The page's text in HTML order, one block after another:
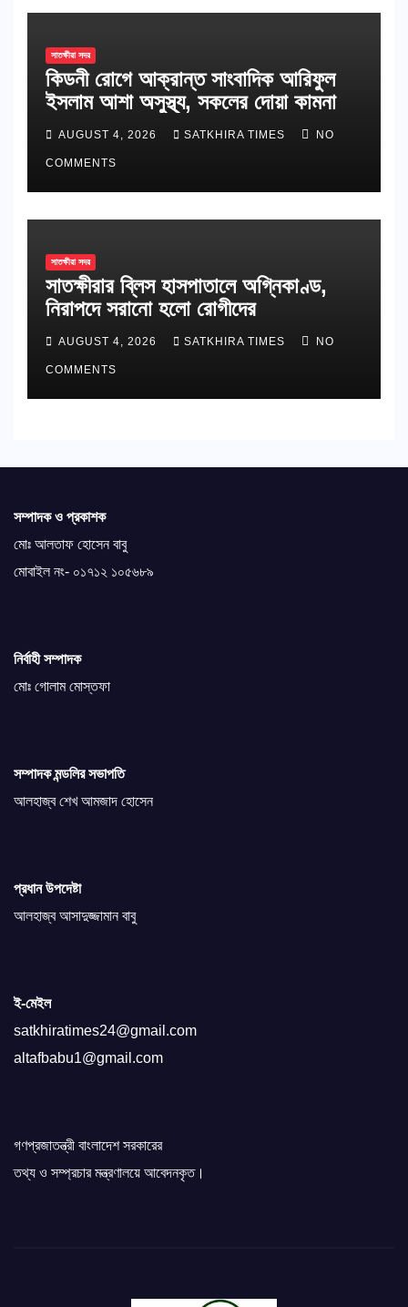
সাতক্ষীরা সদর
কিডনী রোগে আক্রান্ত সাংবাদিক আরিফুল
ইসলাম আশা অসুস্থ্য, সকলের দোয়া কামনা
AUGUST 4, 2026 SATKHIRA TIMES NO
COMMENTS
সাতক্ষীরা সদর
সাতক্ষীরার ব্লিস হাসপাতালে অগ্নিকাণ্ড,
নিরাপদে সরানো হলো রোগীদের
AUGUST 4, 2026 SATKHIRA TIMES NO
COMMENTS
সম্পাদক ও প্রকাশক
মোঃ আলতাফ হোসেন বাবু
মোবাইল নং- ০১৭১২ ১০৫৬৮৯
নির্বাহী সম্পাদক
মোঃ গোলাম মোস্তফা
সম্পাদক মন্ডলির সভাপতি
আলহাজ্ব শেখ আমজাদ হোসেন
প্রধান উপদেষ্টা
আলহাজ্ব আসাদুজ্জামান বাবু
ই-মেইল
satkhiratimes24@gmail.com
altafbabu1@gmail.com
গণপ্রজাতন্ত্রী বাংলাদেশ সরকারের
তথ্য ও সম্প্রচার মন্ত্রণালয়ে আবেদনকৃত।